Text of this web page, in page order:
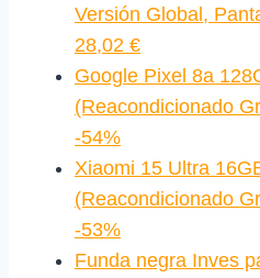
Versión Global,
28,02 €
Google Pixel 8a
(Reacondicionado
-54%
Xiaomi 15 Ultra
(Reacondicionado
-53%
Funda negra Inves